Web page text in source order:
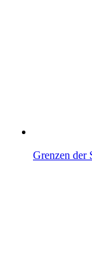
Grenzen der